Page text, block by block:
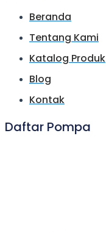
Beranda
Tentang Kami
Katalog Produk
Blog
Kontak
Daftar Pompa